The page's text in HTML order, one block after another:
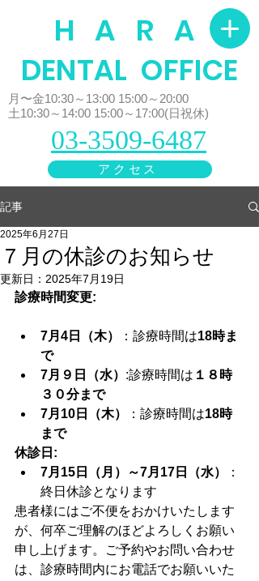
H A R A
​DENTAL OFFICE
月〜金10:30～13:00 15:00～20:00
土10:30～14:00 15:00～17:00(日祝休)
03-3509-6487
アクセス
記事
７月の休診のお知らせ
2025年6月27日
更新日： 2025年7月19日
診療時間変更:
7月4日（木） ：診療時間は18時ま
で
7月９日（水） :診療時間は １８時
３０分まで
7月10日（木）
：診療時間は18時
まで
休診日:
7月15日（月）～7月17日（水）
：
終日休診となります
患者様にはご不便をおかけいたします
が、何卒ご理解のほどよろしくお願い
申し上げます。ご予約やお問い合わせ
は、診療時間内にお電話でお願いいた